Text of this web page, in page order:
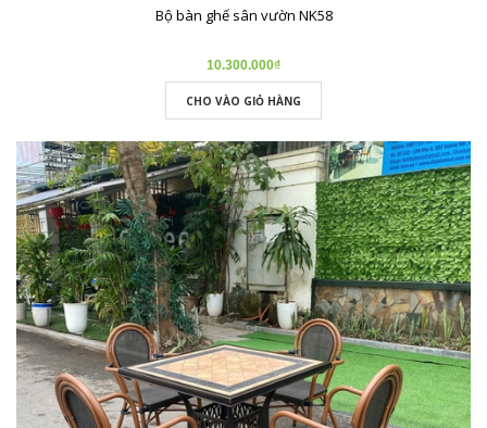
Bộ bàn ghế sân vườn NK58
10.300.000₫
CHO VÀO GIỎ HÀNG